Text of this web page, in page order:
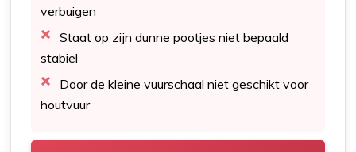
verbuigen
Staat op zijn dunne pootjes niet bepaald
stabiel
Door de kleine vuurschaal niet geschikt voor
houtvuur